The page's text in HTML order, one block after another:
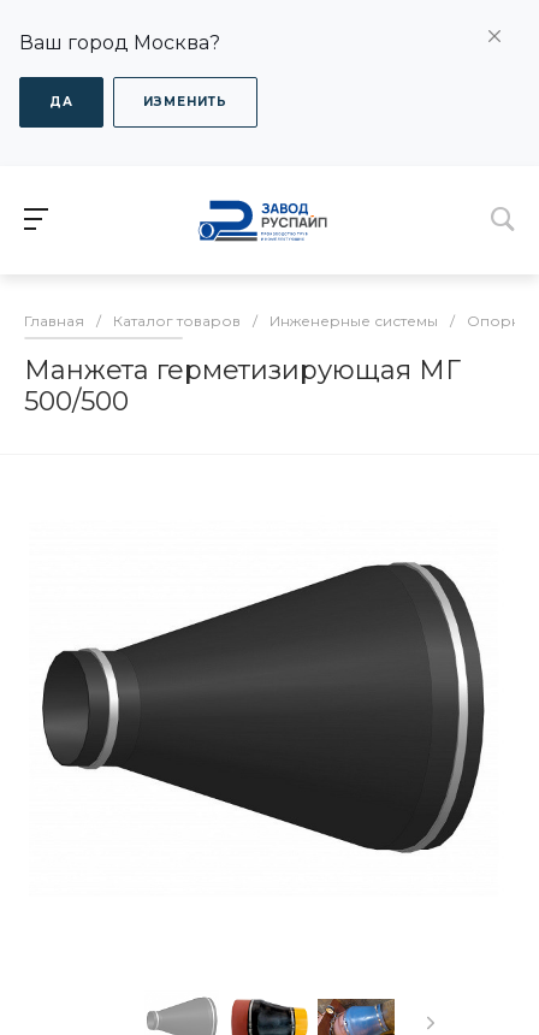
Ваш город Москва?
ДА ИЗМЕНИТЬ
Главная / Каталог товаров / Инженерные системы / Опорно-
Манжета герметизирующая МГ
500/500